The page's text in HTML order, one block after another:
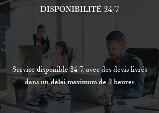
DISPONIBILITÉ 24/7
Service disponible 24/7, avec des devis livrés
dans un délai maximum de 2 heures